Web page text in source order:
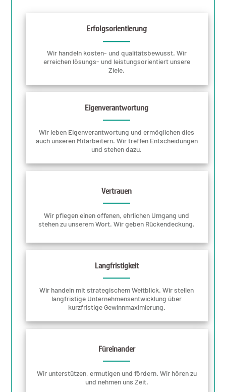
Erfolgsorientierung
Wir handeln kosten- und qualitätsbewusst. Wir
erreichen lösungs- und leistungsorientiert unsere
Ziele.
Eigenverantwortung
Wir leben Eigenverantwortung und ermöglichen dies
auch unseren Mitarbeitern. Wir treffen Entscheidungen
und stehen dazu.
Vertrauen
Wir pflegen einen offenen, ehrlichen Umgang und
stehen zu unserem Wort. Wir geben Rückendeckung.
Langfristigkeit
Wir handeln mit strategischem Weitblick. Wir stellen
langfristige Unternehmensentwicklung über
kurzfristige Gewinnmaximierung.
Füreinander
Wir unterstützen, ermutigen und fördern. Wir hören zu
und nehmen uns Zeit.